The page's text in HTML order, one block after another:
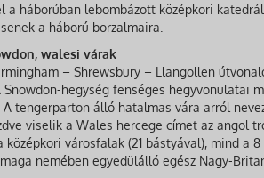
a háborúban lebombázott középkori
a háború borzalmaira.
walesi várak
– Shrewsbury – Llangollen
Snowdon-hegység fenséges hegyvonulatai
A tengerparton álló hatalmas vára arról
viselik a Wales hercege címet az angol
középkori városfalak (21 bástyával), mind a
nemében egyedülálló egész Nagy-